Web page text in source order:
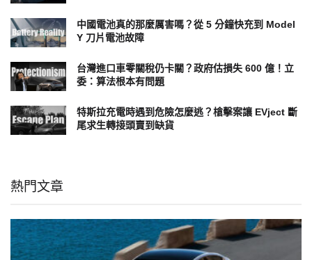
中國電池真的那麼厲害嗎？從 5 分鐘快充到 Model
Y 刀片電池故障
台灣進口車零關稅仍卡關？政府估損失 600 億！立
委：算法根本有問題
特斯拉充電時遇到危險怎麼逃？槍擊案讓 EVject 斷
尾求生轉接頭賣到缺貨
熱門文章